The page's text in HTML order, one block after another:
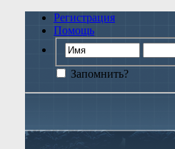
Регистрация
Помощь
Запомнить?